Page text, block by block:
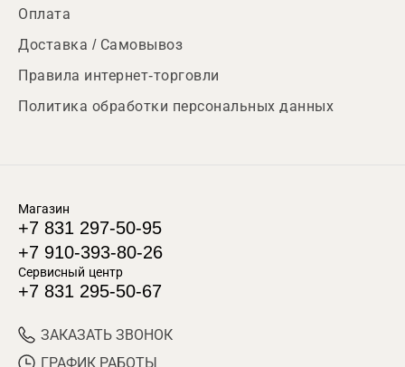
Оплата
Доставка / Самовывоз
Правила интернет-торговли
Политика обработки персональных данных
Магазин
+7 831 297-50-95
+7 910-393-80-26
Сервисный центр
+7 831 295-50-67
ЗАКАЗАТЬ ЗВОНОК
ГРАФИК РАБОТЫ